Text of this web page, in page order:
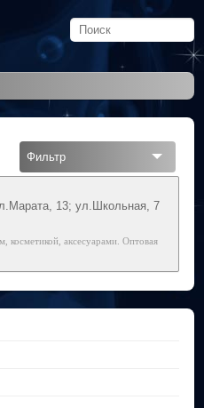
Фильтр
13; ул.Школьная, 7
косметикой, аксесуарами. Оптовая